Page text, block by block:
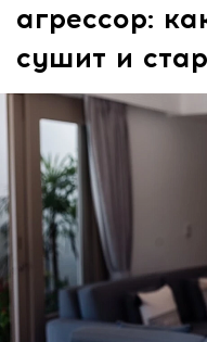
агрессор:
сушит и